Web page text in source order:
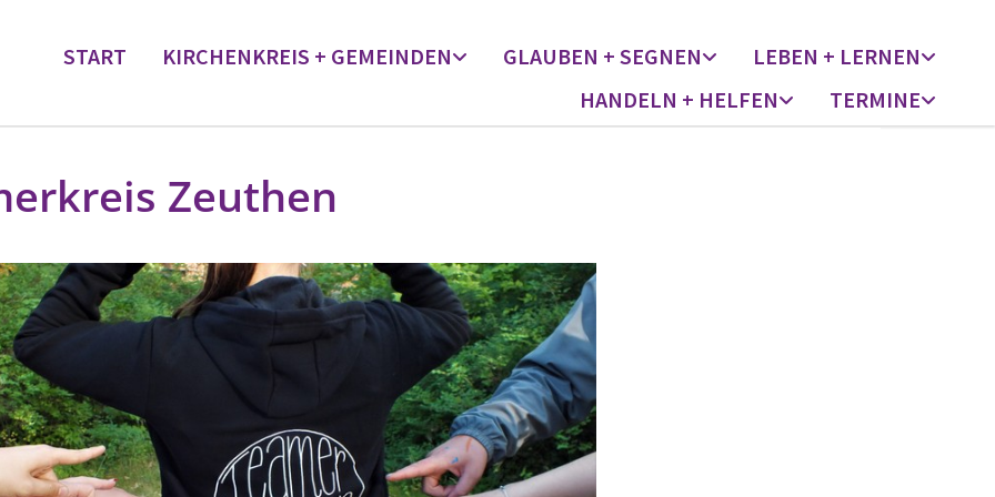
START KIRCHENKREIS + GEMEINDEN GLAUBEN + SEGNEN
LEBEN + LERNEN
HANDELN + HELFEN
TERMINE
Zeuthen